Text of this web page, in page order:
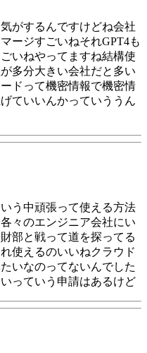
がするんですけどね会社
ージすごいねそれGPT4も
いねやってますね結構使
多分大きい会社だと多い
ドって機密情報で機密情
ていいんかっていううん
う中頑張って使える方法
々のエンジニア会社にい
部と戦って道を探ってる
使えるのいいねクラウド
いなのってないんでした
っていう申請はあるけど